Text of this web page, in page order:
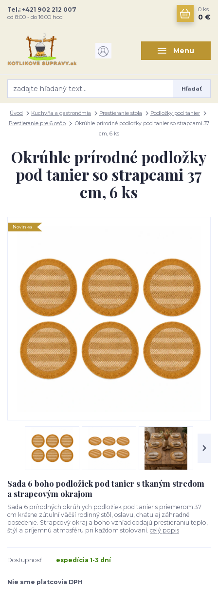
Menu
Hľadať
Tel.: +421 902 212 007
od 8:00 - do 16:00 hod
0 ks
0 €
Úvod Kuchyňa a gastronómia Prestieranie stola
Podložky pod tanier
Prestieranie pre 6 osôb
Okrúhle prírodné podložky pod tanier so strapcami 37
cm, 6 ks
Okrúhle prírodné podložky
pod tanier so strapcami 37
cm, 6 ks
Novinka
Sada 6 boho podložiek pod tanier s tkaným stredom
a strapcovým okrajom
Sada 6 prírodných okrúhlych podložiek pod tanier s priemerom 37
cm krásne zútulní väčší rodinný stôl, oslavu, chatu aj záhradné
posedenie. Strapcový okraj a boho vzhľad dodajú prestieraniu teplo,
štýl a príjemnú atmosféru pri každom stolovaní. celý popis
Dostupnosť expedícia 1-3 dní
Nie sme platcovia DPH